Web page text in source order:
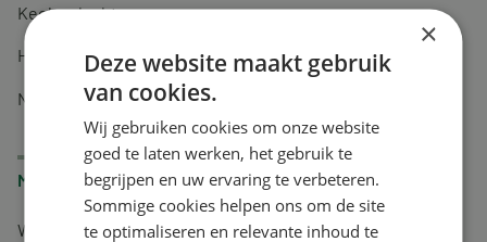
Keel en luchtwegen
Huidverzorging
Nachtrust
Merken
Wapiti
×
Deze website maakt gebruik
van cookies.
Wij gebruiken cookies om onze website
goed te laten werken, het gebruik te
begrijpen en uw ervaring te verbeteren.
Sommige cookies helpen ons om de site
te optimaliseren en relevante inhoud te